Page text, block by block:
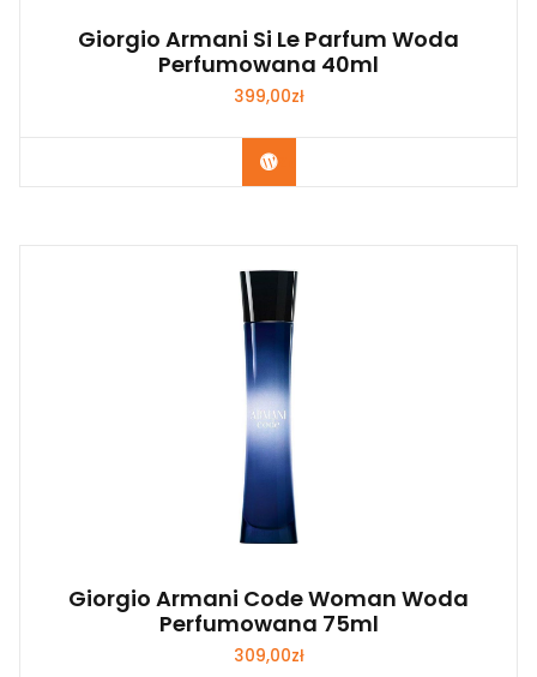
Giorgio Armani Si Le Parfum Woda
Perfumowana 40ml
399,00zł
Zobacz
Giorgio Armani Code Woman Woda
Perfumowana 75ml
309,00zł